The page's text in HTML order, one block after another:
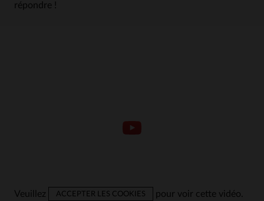
répondre !
Veuillez ACCEPTER LES COOKIES pour voir cette vidéo.